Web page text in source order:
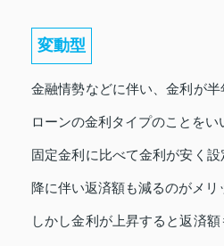
変動型
金融情勢などに伴い、金利が
ローンの金利タイプのことをい
固定金利に比べて金利が安く
降に伴い返済額も減るのがメリ
しかし金利が上昇すると返済